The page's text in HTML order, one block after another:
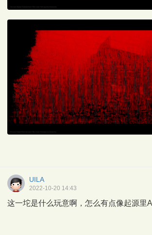
UILA
2022-10-20 14:43
这一坨是什么玩意啊，怎么有点像起源里